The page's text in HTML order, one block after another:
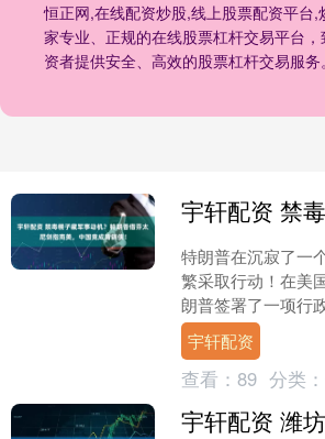
恒正网,在线配资炒股,线上股票配资平台
家专业、正规的在线股票杠杆交易平台
资者提供安全、高效的股票杠杆交易服务。
特朗普在沉寂了一
繁采取行动！在美
朗普签署了一项行
为大规模杀伤性武
藏着什么深意？它会
宇轩配资
查看： 89 分类：